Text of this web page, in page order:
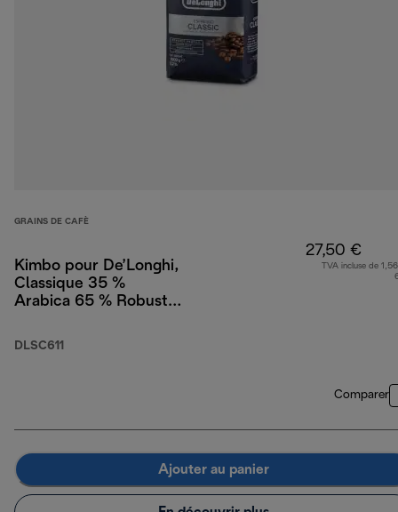
GRAINS DE CAFÈ
Kimbo pour De’Longhi,
Classique 35 %
Arabica 65 % Robusta,
DLSC611
27,50 €
TVA incluse de
Comparer
Ajouter au panier